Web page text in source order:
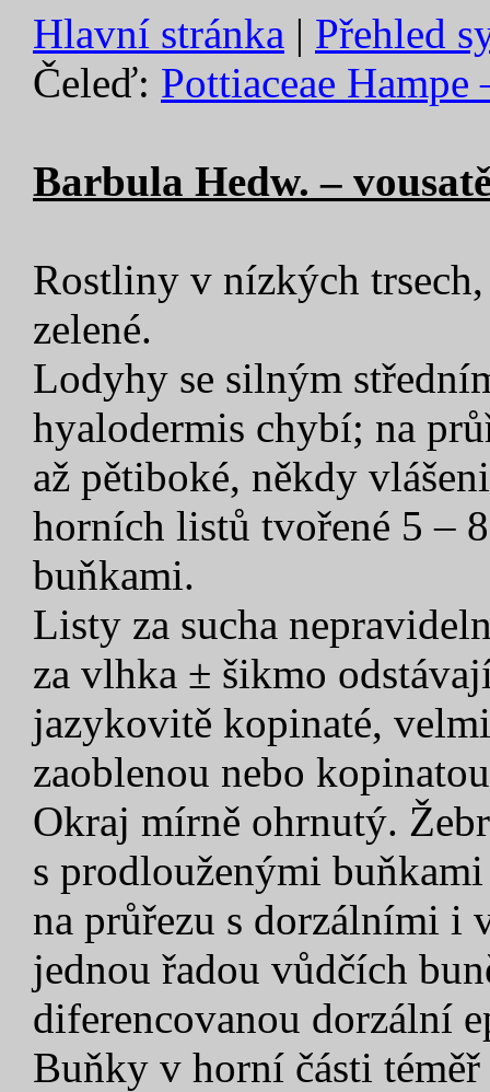
Hlavní stránka | Přehled
Čeleď: Pottiaceae
Barbula Hedw. –
Rostliny v nízkých
zelené.
Lodyhy se silným
hyalodermis chybí; na
až pětiboké, někdy
horních listů tvořené 5 –
buňkami.
Listy za sucha
za vlhka ± šikmo
jazykovitě kopinaté,
zaoblenou nebo
Okraj mírně ohrnutý.
s prodlouženými
na průřezu s dorzálními i
jednou řadou vůdčích
diferencovanou dorzální
Buňky v horní části